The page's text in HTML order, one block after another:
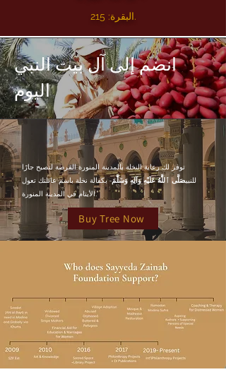
البقرة: 215.
انضم إلى آل بيت النبي
اليوم
توفر لك رعاية النخلة بالمدينة المنورة الفرصة لتصبح جارًا
للنبيصَلَّى ٱللَّٰهُ عَلَيْهِ وَآلِهِ وَسَلََّمَ- بكفالة نخلة باسم عائلتك تعول
الأيتام في المدينة المنورة.
Buy Tree Now